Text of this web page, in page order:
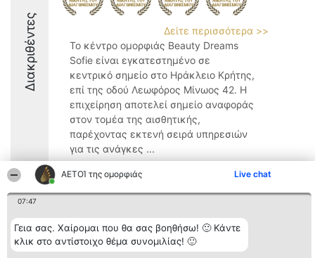
ΑΕΤΟΊ της ομορφιάς Live chat
07:47
Γεια σας. Χαίρομαι που θα σας βοηθήσω! 🙂 Κάντε
κλικ στο αντίστοιχο θέμα συνομιλίας! 🙂
Διακριθέντες
Δείτε περισσότερα >>
Το κέντρο ομορφιάς Beauty Dreams
Sofie είναι εγκατεστημένο σε
κεντρικό σημείο στο Ηράκλειο Κρήτης,
επί της οδού Λεωφόρος Μίνωος 42. Η
επιχείρηση αποτελεί σημείο αναφοράς
στον τομέα της αισθητικής,
παρέχοντας εκτενή σειρά υπηρεσιών
για τις ανάγκες ...
9
Διοργανωτής της
κατάταξης
BEAUTIFUL COMPANY
Κατάταξη
Διακριθέντες
Λίστα όλων
Επικοινωνία
Επικοινωνία